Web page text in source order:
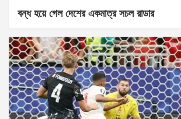
বন্ধ হয়ে গেল দেশের একমাত্র সচল রাডার